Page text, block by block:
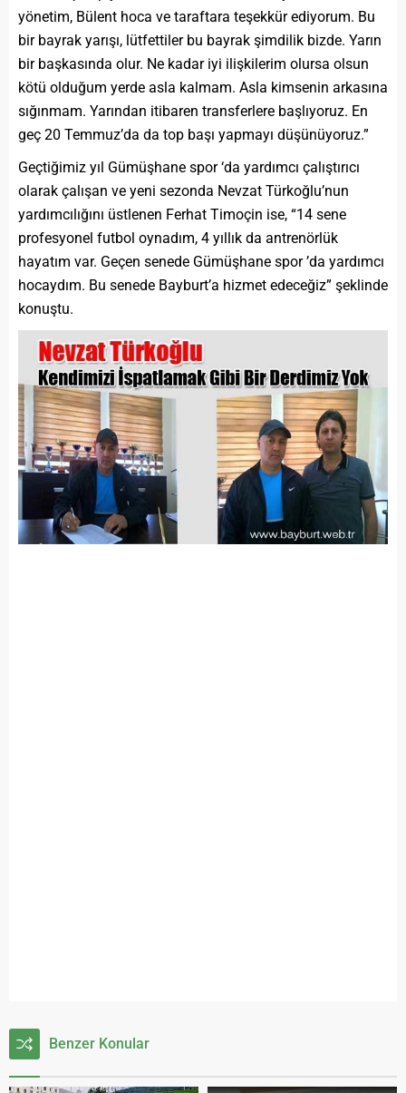
yönetim, Bülent hoca ve taraftara teşekkür ediyorum. Bu
bir bayrak yarışı, lütfettiler bu bayrak şimdilik bizde. Yarın
bir başkasında olur. Ne kadar iyi ilişkilerim olursa olsun
kötü olduğum yerde asla kalmam. Asla kimsenin arkasına
sığınmam. Yarından itibaren transferlere başlıyoruz. En
geç 20 Temmuz’da da top başı yapmayı düşünüyoruz.”
Geçtiğimiz yıl Gümüşhane spor ‘da yardımcı çalıştırıcı
olarak çalışan ve yeni sezonda Nevzat Türkoğlu’nun
yardımcılığını üstlenen Ferhat Timoçin ise, “14 sene
profesyonel futbol oynadım, 4 yıllık da antrenörlük
hayatım var. Geçen senede Gümüşhane spor ’da yardımcı
hocaydım. Bu senede Bayburt’a hizmet edeceğiz” şeklinde
konuştu.
Benzer Konular